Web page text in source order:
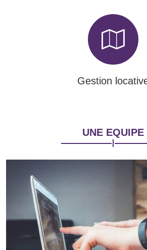
Gestion
UNE EQUIPE